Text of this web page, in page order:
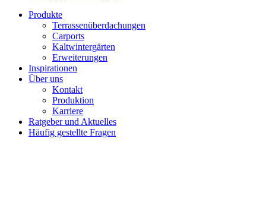
Produkte
Terrassenüberdachungen
Carports
Kaltwintergärten
Erweiterungen
Inspirationen
Über uns
Kontakt
Produktion
Karriere
Ratgeber und Aktuelles
Häufig gestellte Fragen